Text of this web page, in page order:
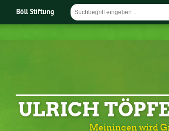
Böll Stiftung
ULRICH
Meiningen wird